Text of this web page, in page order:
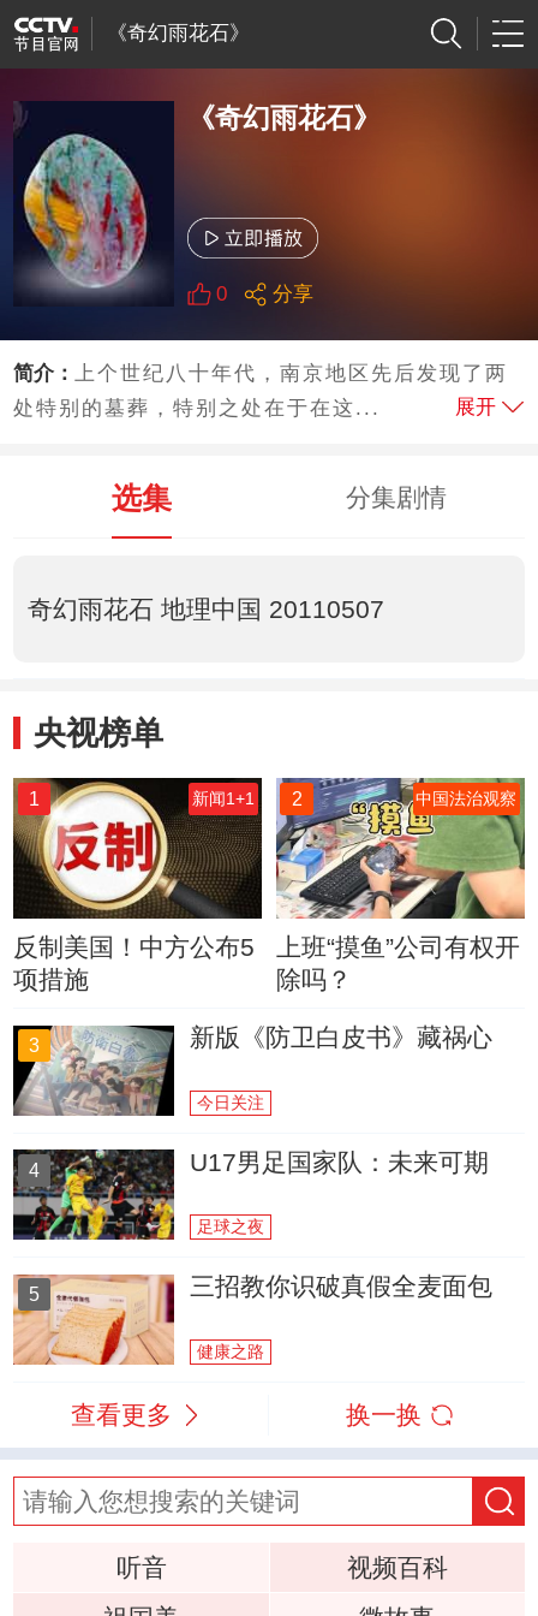
《奇幻雨花石》
《奇幻雨花石》
0 分享
简介：上个世纪八十年代，南京地区先后发现了两
处特别的墓葬，特别之处在于在这...
展开
选集 分集剧情
奇幻雨花石 地理中国 20110507
央视榜单
1 新闻1+1
反制美国！中方公布5
项措施
2 中国法治观察
上班“摸鱼”公司有权开
除吗？
3 新版《防卫白皮书》藏祸心
今日关注
4 U17男足国家队：未来可期
足球之夜
5 三招教你识破真假全麦面包
健康之路
查看更多 换一换
听音
视频百科